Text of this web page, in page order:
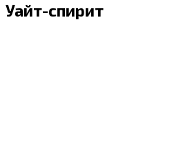
Уайт-спирит